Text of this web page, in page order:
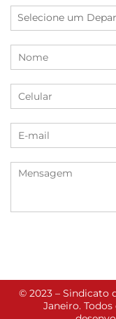
© 2023 – Sindicato
Janeiro.